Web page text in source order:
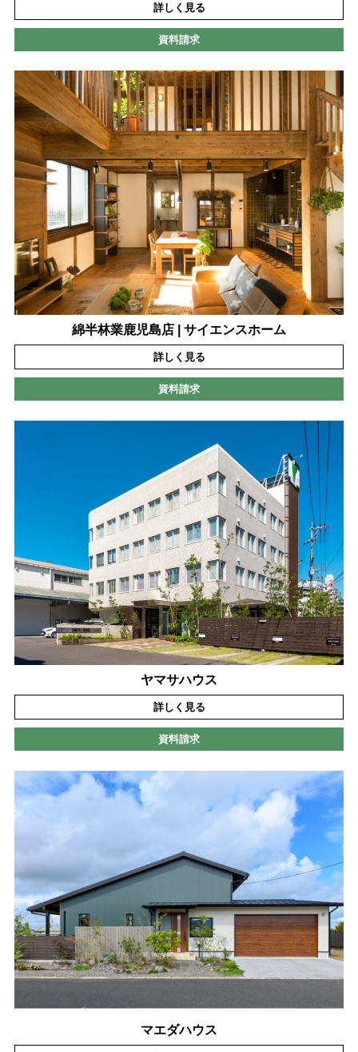
詳しく見る
資料請求
綿半林業鹿児島店 | サイエンスホーム
詳しく見る
資料請求
ヤマサハウス
詳しく見る
資料請求
マエダハウス